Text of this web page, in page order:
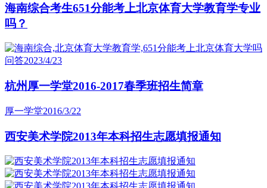
海南综合考生651分能考上北京体育大学教育学专业
吗？
问答2023/4/23
杭州厚一学堂2016-2017春季班招生简章
厚一学堂2016/3/22
西安美术学院2013年本科招生志愿填报通知